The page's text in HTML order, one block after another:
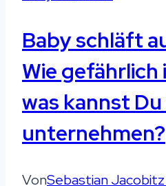
Baby schläft
Wie gefährlich
was kannst
unternehmen?
VonSebastian